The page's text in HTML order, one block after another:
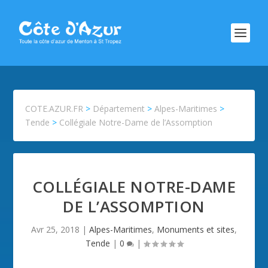
COTE.AZUR.FR > Département >Alpes-Maritimes >
Tende > Collégiale Notre-Dame de l’Assomption
COLLÉGIALE NOTRE-DAME
DE L’ASSOMPTION
Avr 25, 2018 | Alpes-Maritimes, Monuments et sites,
Tende | 0 |